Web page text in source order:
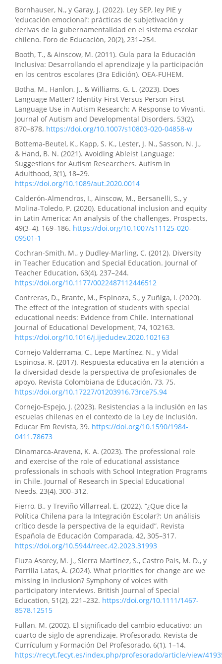
Bornhauser, N., y Garay, J. (2022). Ley SEP, ley PIE y
‘educación emocional’: prácticas de subjetivación y
derivas de la gubernamentalidad en el sistema escolar
chileno. Foro de Educación, 20(2), 231–254.
Booth, T., & Ainscow, M. (2011). Guía para la Educación
Inclusiva: Desarrollando el aprendizaje y la participación
en los centros escolares (3ra Edición). OEA-FUHEM.
Botha, M., Hanlon, J., & Williams, G. L. (2023). Does
Language Matter? Identity-First Versus Person-First
Language Use in Autism Research: A Response to Vivanti.
Journal of Autism and Developmental Disorders, 53(2),
870–878. https://doi.org/10.1007/s10803-020-04858-w
Bottema-Beutel, K., Kapp, S. K., Lester, J. N., Sasson, N. J.,
& Hand, B. N. (2021). Avoiding Ableist Language:
Suggestions for Autism Researchers. Autism in
Adulthood, 3(1), 18–29.
https://doi.org/10.1089/aut.2020.0014
Calderón-Almendros, I., Ainscow, M., Bersanelli, S., y
Molina-Toledo, P. (2020). Educational inclusion and equity
in Latin America: An analysis of the challenges. Prospects,
49(3–4), 169–186. https://doi.org/10.1007/s11125-020-
09501-1
Cochran-Smith, M., y Dudley-Marling, C. (2012). Diversity
in Teacher Education and Special Education. Journal of
Teacher Education, 63(4), 237–244.
https://doi.org/10.1177/0022487112446512
Contreras, D., Brante, M., Espinoza, S., y Zuñiga, I. (2020).
The effect of the integration of students with special
educational needs: Evidence from Chile. International
Journal of Educational Development, 74, 102163.
https://doi.org/10.1016/j.ijedudev.2020.102163
Cornejo Valderrama, C., Lepe Martínez, N., y Vidal
Espinosa, R. (2017). Respuesta educativa en la atención a
la diversidad desde la perspectiva de profesionales de
apoyo. Revista Colombiana de Educación, 73, 75.
https://doi.org/10.17227/01203916.73rce75.94
Cornejo-Espejo, J. (2023). Resistencias a la inclusión en las
escuelas chilenas en el contexto de la Ley de Inclusión.
Educar Em Revista, 39. https://doi.org/10.1590/1984-
0411.78673
Dinamarca‐Aravena, K. A. (2023). The professional role
and exercise of the role of educational assistance
professionals in schools with School Integration Programs
in Chile. Journal of Research in Special Educational
Needs, 23(4), 300–312.
Fierro, B., y Treviño Villarreal, E. (2022). “¿Que dice la
Política Chilena para la Integración Escolar?: Un análisis
crítico desde la perspectiva de la equidad”. Revista
Española de Educación Comparada, 42, 305–317.
https://doi.org/10.5944/reec.42.2023.31993
Fiuza Asorey, M. J., Sierra Martínez, S., Castro Pais, M. D., y
Parrilla Latas, Á. (2024). What priorities for change are we
missing in inclusion? Symphony of voices with
participatory interviews. British Journal of Special
Education, 51(2), 221–232. https://doi.org/10.1111/1467-
8578.12515
Fullan, M. (2002). El significado del cambio educativo: un
cuarto de siglo de aprendizaje. Profesorado, Revista de
Currículum y Formación Del Profesorado, 6(1), 1–14.
https://recyt.fecyt.es/index.php/profesorado/article/view/